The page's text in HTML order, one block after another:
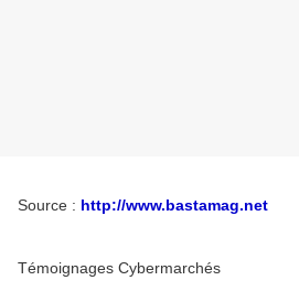
Source : http://www.bastamag.net
Témoignages Cybermarchés